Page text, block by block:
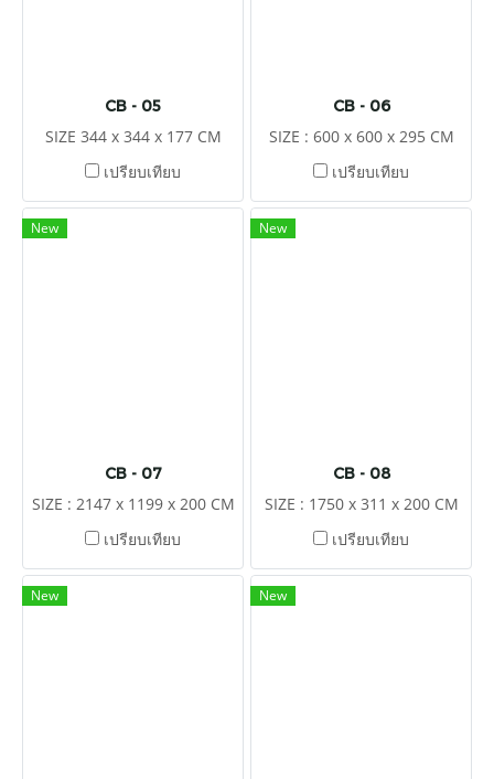
CB - 05
SIZE 344 x 344 x 177 CM
เปรียบเทียบ
CB - 06
SIZE : 600 x 600 x 295 CM
เปรียบเทียบ
New
CB - 07
SIZE : 2147 x 1199 x 200 CM
เปรียบเทียบ
New
CB - 08
SIZE : 1750 x 311 x 200 CM
เปรียบเทียบ
New New